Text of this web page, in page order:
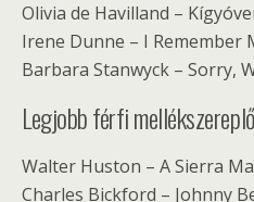
Olivia de Havilland –
Irene Dunne – I Remember
Barbara Stanwyck – Sorry,
Legjobb férfi mellékszereplő
Walter Huston – A Sierra
Charles Bickford – Johnny